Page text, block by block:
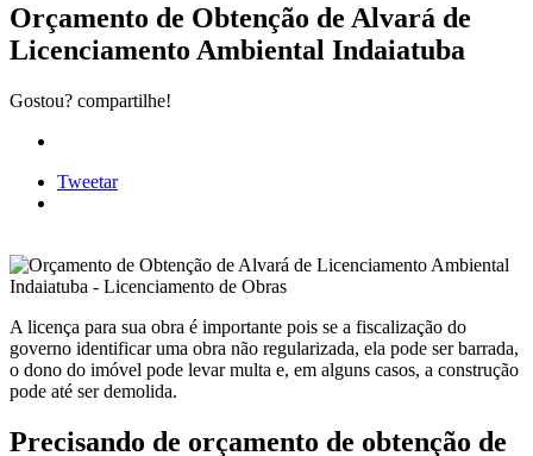
Orçamento de Obtenção de Alvará de
Licenciamento Ambiental Indaiatuba
Gostou? compartilhe!
Tweetar
A licença para sua obra é importante pois se a fiscalização do
governo identificar uma obra não regularizada, ela pode ser barrada,
o dono do imóvel pode levar multa e, em alguns casos, a construção
pode até ser demolida.
Precisando de orçamento de obtenção de